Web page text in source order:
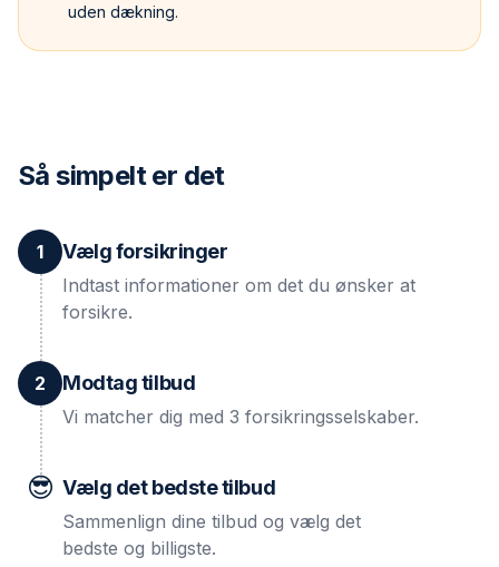
uden dækning.
Så simpelt er det
1 Vælg forsikringer
Indtast informationer om det du ønsker at
forsikre.
2 Modtag tilbud
Vi matcher dig med 3 forsikringsselskaber.
😎 Vælg det bedste tilbud
Sammenlign dine tilbud og vælg det
bedste og billigste.